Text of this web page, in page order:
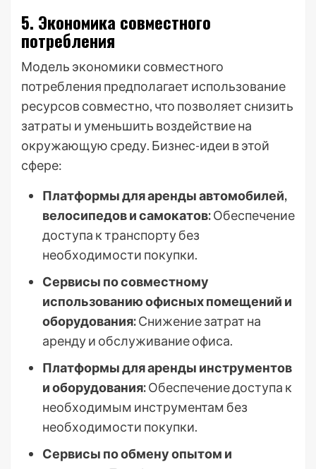
5. Экономика совместного
потребления
Модель экономики совместного
потребления предполагает использование
ресурсов совместно, что позволяет снизить
затраты и уменьшить воздействие на
окружающую среду. Бизнес-идеи в этой
сфере:
Платформы для аренды автомобилей,
велосипедов и самокатов:Обеспечение
доступа к транспорту без
необходимости покупки.
Сервисы по совместному
использованию офисных помещений и
оборудования:Снижение затрат на
аренду и обслуживание офиса.
Платформы для аренды инструментов
и оборудования:Обеспечение доступа к
необходимым инструментам без
необходимости покупки.
Сервисы по обмену опытом и